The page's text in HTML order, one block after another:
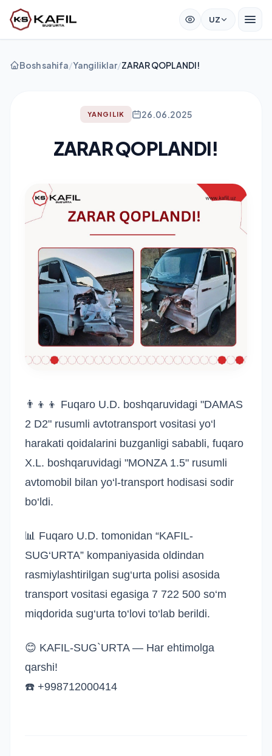
UZ
Bosh sahifa/Yangiliklar/ZARAR QOPLANDI!
YANGILIK 26.06.2025
ZARAR QOPLANDI!
👨‍👦‍👦 Fuqaro U.D. boshqaruvidagi "DAMAS
2 D2" rusumli avtotransport vositasi yo‘l
harakati qoidalarini buzganligi sababli, fuqaro
X.L. boshqaruvidagi "MONZA 1.5" rusumli
avtomobil bilan yo‘l-transport hodisasi sodir
bo‘ldi.
📊 Fuqaro U.D. tomonidan “KAFIL-
SUG‘URTA” kompaniyasida oldindan
rasmiylashtirilgan sug‘urta polisi asosida
transport vositasi egasiga 7 722 500 so‘m
miqdorida sug‘urta to‘lovi to‘lab berildi.
😊 KAFIL-SUG`URTA — Har ehtimolga
qarshi!
☎️ +998712000414